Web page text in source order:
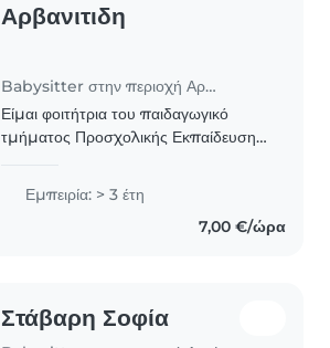
Αρβανιτιδη
Babysitter στην περιοχή Αρτέμιδα
Είμαι φοιτήτρια του παιδαγωγικό
τμήματος Προσχολικής Εκπαίδευσης
και βρεφικης ηλικιας,,ενδιαφέρομαι
Εμπειρία: > 3 έτη
7,00 €/ώρα
Στάβαρη Σοφία